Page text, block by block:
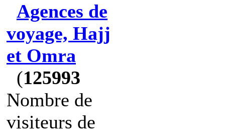
Agences de
voyage, Hajj
et Omra
(125993
Nombre de
visiteurs de